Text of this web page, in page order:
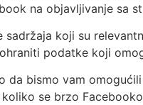
na objavljivanje sa
koji su
podatke koji
da bismo vam
se brzo